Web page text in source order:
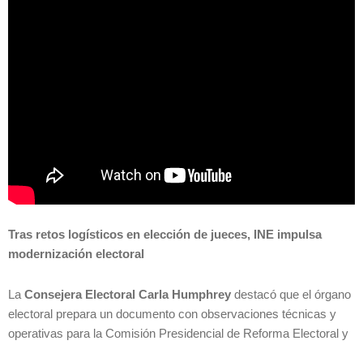
Tras retos logísticos en elección de jueces, INE impulsa
modernización electoral
La Consejera Electoral Carla Humphrey destacó que el órgano
electoral prepara un documento con observaciones técnicas y
operativas para la Comisión Presidencial de Reforma Electoral y